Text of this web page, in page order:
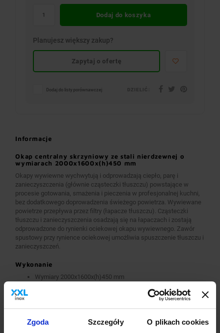
Zgoda Szczegóły O plikach cookies
Dodaj do koszyka
Planujesz większy zakup?
Zapytaj o ofertę
Dodaj do listy porównawczej
Informacje
Okap centralny skrzyniowy ze stali nierdzewnej o
wymiarach 2000x1600x(h)450 mm
Okapy wywiewne wychwytują i odprowadzają ciepło, parę i
zanieczyszczenia (głównie cząsteczki tłuszczu) powstające w
procesie gotowania, smażenia i pieczenia w profesjonalnej kuchni,
bez dodatkowego doprowadzenia świeżego powietrza. Wywiewane
powietrze przepływa przez filtry (łapacze tłuszczu). Cząsteczki
tłuszczu i zanieczyszczenia osadzają się na łapaczach i zostają
odprowadzone do rynienki ociekowej okapu wywiewnego. Zawór
spustowy przy rynience ociekowej umożliwia spuszczenie tłuszczu i
zanieczyszczeń.
Wykonanie
Wymiary 2000x1600x(h)450 mm
Okapy wywiewne o wymiarach A>2600 mm wykonane są w
wersji łączonej (skręcanej) z dwóch lub więcej przelotowych
Okapy wyposażone są w system otworów i zawiesi